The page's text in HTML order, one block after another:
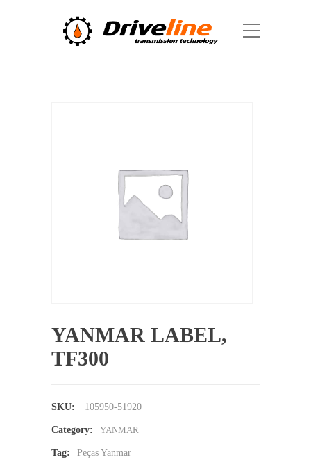
YANMAR LABEL,
TF300
SKU: 105950-51920
Category: YANMAR
Tag: Peças Yanmar